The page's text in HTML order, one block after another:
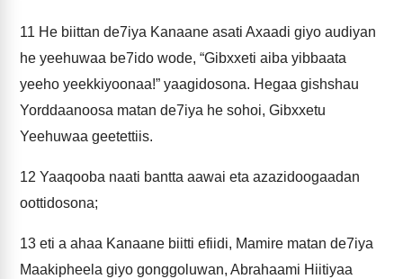
11 He biittan de7iya Kanaane asati Axaadi giyo audiyan
he yeehuwaa be7ido wode, “Gibxxeti aiba yibbaata
yeeho yeekkiyoonaa!” yaagidosona. Hegaa gishshau
Yorddaanoosa matan de7iya he sohoi, Gibxxetu
Yeehuwaa geetettiis.
12 Yaaqooba naati bantta aawai eta azazidoogaadan
oottidosona;
13 eti a ahaa Kanaane biitti efiidi, Mamire matan de7iya
Maakipheela giyo gonggoluwan, Abrahaami Hiitiyaa